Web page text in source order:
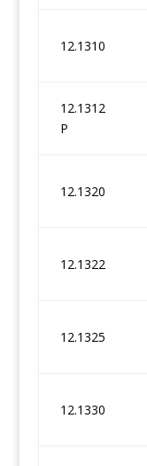
12.1310
12.1312
P
12.1320
12.1322
12.1325
12.1330